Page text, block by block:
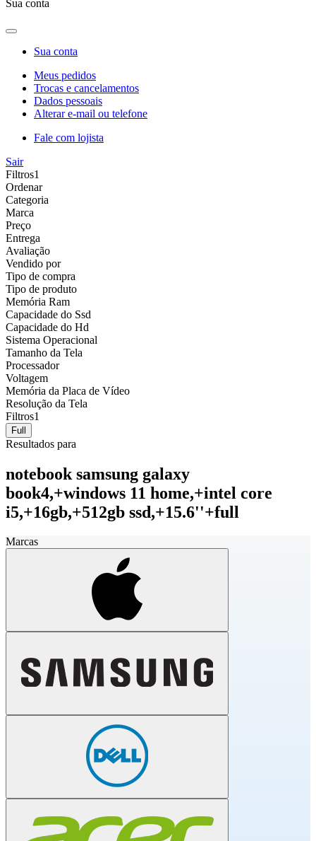
Sua conta
Sua conta
Meus pedidos
Trocas e cancelamentos
Dados pessoais
Alterar e-mail ou telefone
Fale com lojista
Sair
Filtros1
Ordenar
Categoria
Marca
Preço
Entrega
Avaliação
Vendido por
Tipo de compra
Tipo de produto
Memória Ram
Capacidade do Ssd
Capacidade do Hd
Sistema Operacional
Tamanho da Tela
Processador
Voltagem
Memória da Placa de Vídeo
Resolução da Tela
Filtros1
Full
Resultados para
notebook samsung galaxy
book4,+windows 11 home,+intel core
i5,+16gb,+512gb ssd,+15.6''+full
Marcas